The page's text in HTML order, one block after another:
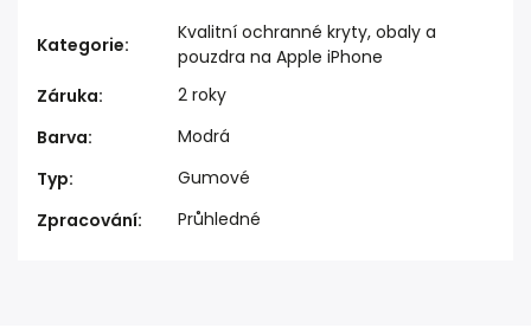
Kategorie:
Kvalitní ochranné kryty, obaly a
pouzdra na Apple iPhone
Záruka:
2 roky
Barva:
Modrá
Typ:
Gumové
Zpracování: Průhledné